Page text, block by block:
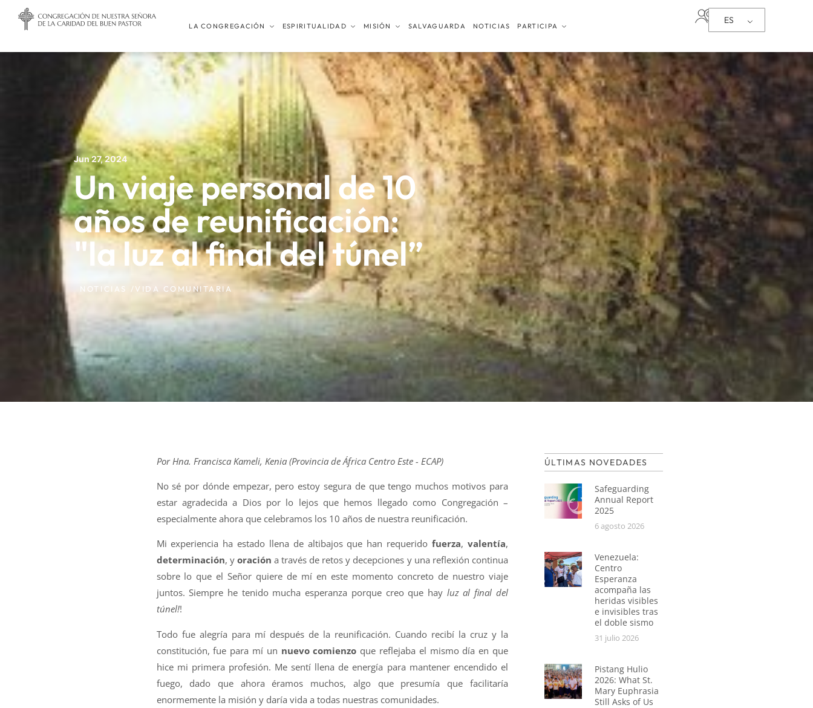
LA CONGREGACIÓN ESPIRITUALIDAD MISIÓN SALVAGUARDA NOTICIAS PARTICIPA
ES
Jun 27, 2024
Un viaje personal de 10
años de reunificación:
"la luz al final del túnel”
NOTICIAS / VIDA COMUNITARIA
Por Hna. Francisca Kameli, Kenia (Provincia de África Centro Este - ECAP)
No sé por dónde empezar, pero estoy segura de que tengo muchos motivos para
estar agradecida a Dios por lo lejos que hemos llegado como Congregación –
especialmente ahora que celebramos los 10 años de nuestra reunificación.
Mi experiencia ha estado llena de altibajos que han requeridofuerza, valentía,
determinación, y oración a través de retos y decepciones y una reflexión continua
sobre lo que el Señor quiere de mí en este momento concreto de nuestro viaje
juntos. Siempre he tenido mucha esperanza porque creo que hay luz al final del
túnel!!
Todo fue alegría para mí después de la reunificación. Cuando recibí la cruz y la
constitución, fue para mí un nuevo comienzo que reflejaba el mismo día en que
hice mi primera profesión. Me sentí llena de energía para mantener encendido el
fuego, dado que ahora éramos muchos, algo que presumía que facilitaría
enormemente la misión y daría vida a todas nuestras comunidades.
ÚLTIMAS NOVEDADES
Safeguarding
Annual Report
2025
6 agosto 2026
Venezuela:
Centro
Esperanza
acompaña las
heridas visibles
e invisibles tras
el doble sismo
31 julio 2026
Pistang Hulio
2026: What St.
Mary Euphrasia
Still Asks of Us